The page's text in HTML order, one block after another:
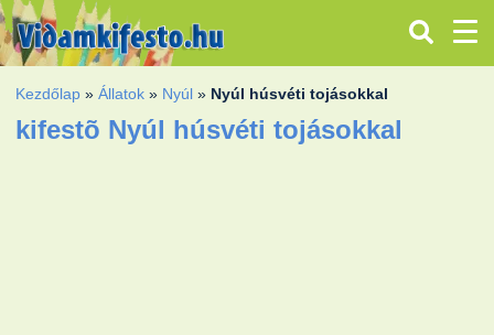
Kezdőlap »Állatok » Nyúl » Nyúl húsvéti tojásokkal
kifestõ Nyúl húsvéti tojásokkal